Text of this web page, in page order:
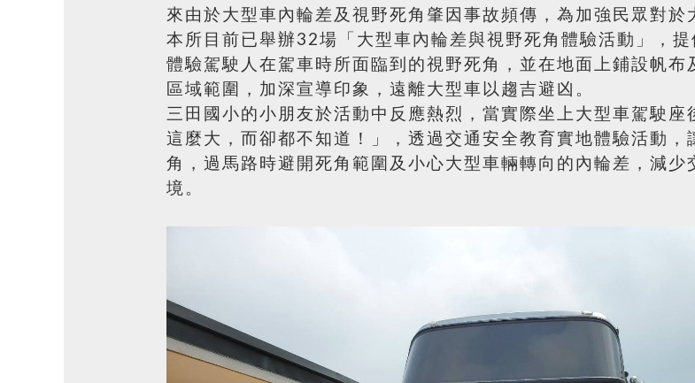
來由於大型車內輪差及視野死角肇因事故頻傳，為加強民眾對於
本所目前已舉辦32場「大型車內輪差與視野死角體驗活動」，
體驗駕駛人在駕車時所面臨到的視野死角，並在地面上鋪設帆
區域範圍，加深宣導印象，遠離大型車以趨吉避凶。
三田國小的小朋友於活動中反應熱烈，當實際坐上大型車駕駛
這麼大，而卻都不知道！」，透過交通安全教育實地體驗活動
角，過馬路時避開死角範圍及小心大型車輛轉向的內輪差，減
境。